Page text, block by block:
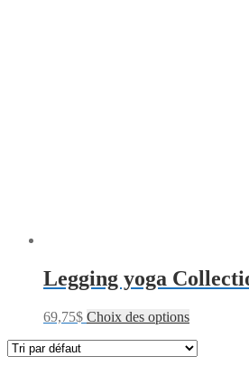
Legging yoga
69,75$ Choix des options